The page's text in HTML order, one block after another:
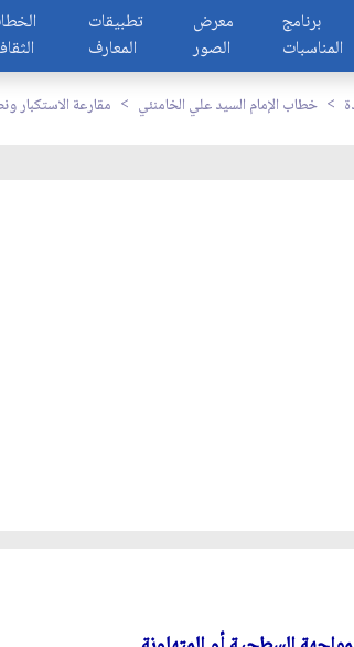
تطبيقات
المعارف
معرض
الصور
برنامج
المناسبات
خطاب الإمام السيد علي الخامنئي مقارعة الاستكبار